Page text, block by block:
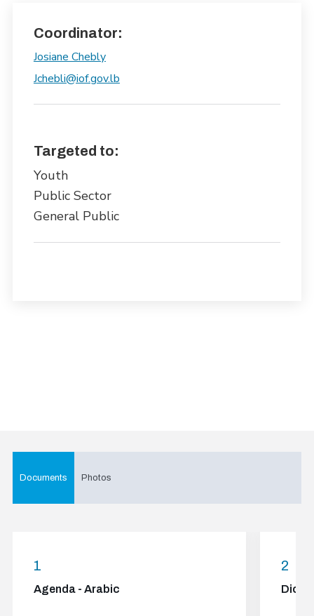
Coordinator:
Josiane Chebly
Jchebli@iof.gov.lb
Targeted to:
Youth
Public Sector
General Public
Documents
1
Agenda - Arabic
2
Photos